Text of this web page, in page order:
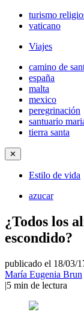
turismo
vaticano
Viajes
camino de
españa
malta
mexico
peregrinación
santuario
tierra santa
✕
Estilo de vida
azucar
¿Todos los
escondido?
publicado el 18/03/
María Eugenia Brun
|5 min de lectura